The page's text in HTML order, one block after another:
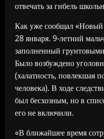
отвечать за гибель
Как уже сообщал «Новый
28 января. 9-летний
заполненный
Было возбуждено
(халатность, повлекшая
человека). В ходе
был бесхозным, но в
его не включили.
«В ближайшее время